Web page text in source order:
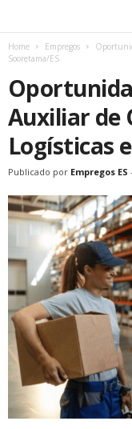
Home Empregos
Sooretama/ES
Auxiliar de
Logísticas
Publicado por Empregos ES -